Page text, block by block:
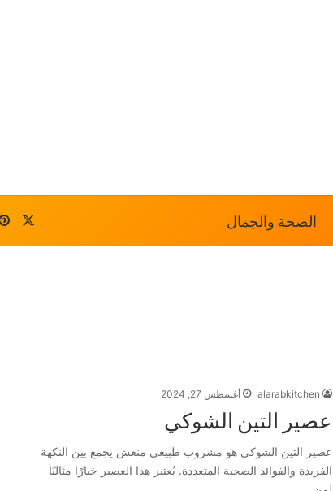
الصحة والجمال
alarabkitchen أغسطس 27, 2024
عصير التين الشوكي
عصير التين الشوكي هو مشروب طبيعي منعش يجمع بين النكهة
الفريدة والفوائد الصحية المتعددة. يُعتبر هذا العصير خيارًا مثاليًا